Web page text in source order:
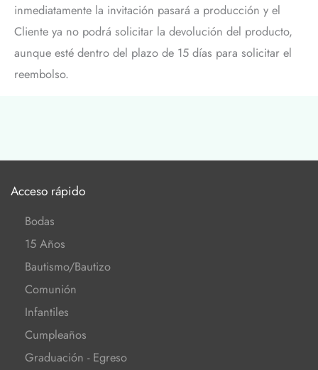
inmediatamente la invitación pasará a producción y el
Cliente ya no podrá solicitar la devolución del producto,
aunque esté dentro del plazo de 15 días para solicitar el
reembolso.
Acceso rápido
Bodas
15 Años
Bautismo/Bautizo
Comunión
Infantiles
Cumpleaños
Graduación - Egreso